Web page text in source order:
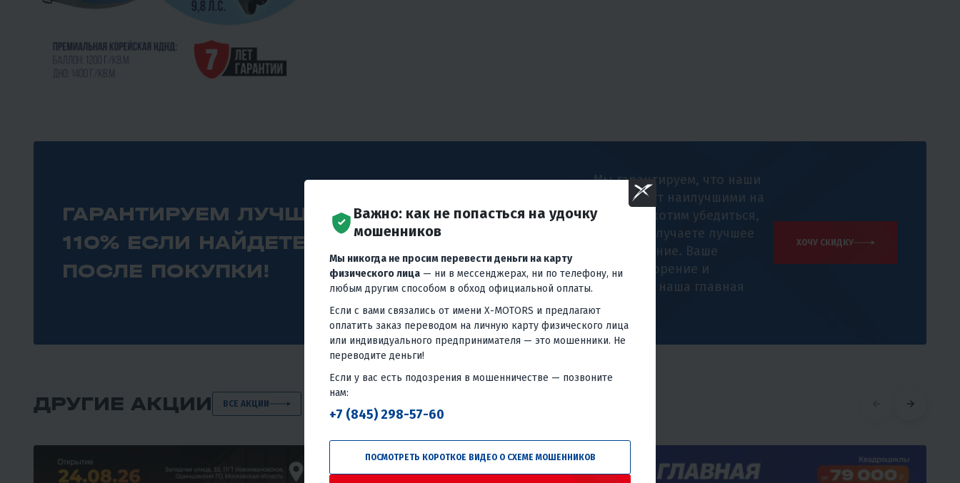
ГАРАНТИРУЕМ ЛУЧШИЕ ЦЕНЫ! ВЕРНЕМ
110% ЕСЛИ НАЙДЕТЕ ДЕШЕВЛЕ! ДАЖЕ
ПОСЛЕ ПОКУПКИ!
Мы гарантируем, что наши
цены будут наилучшими на
рынке, и хотим убедиться,
что вы получаете лучшее
предложение. Ваше
удовлетворение и
доверие - наша главная
цель.
ХОЧУ СКИДКУ
ДРУГИЕ АКЦИИ ВСЕ АКЦИИ
Важно: как не попасться на удочку
мошенников
Мы никогда не просим перевести деньги на карту
физического лица — ни в мессенджерах, ни по телефону, ни
любым другим способом в обход официальной оплаты.
Если с вами связались от имени X-MOTORS и предлагают
оплатить заказ переводом на личную карту физического лица
или индивидуального предпринимателя — это мошенники. Не
переводите деньги!
Если у вас есть подозрения в мошенничестве — позвоните
нам:
+7 (845) 298-57-60
ПОСМОТРЕТЬ КОРОТКОЕ ВИДЕО О СХЕМЕ МОШЕННИКОВ